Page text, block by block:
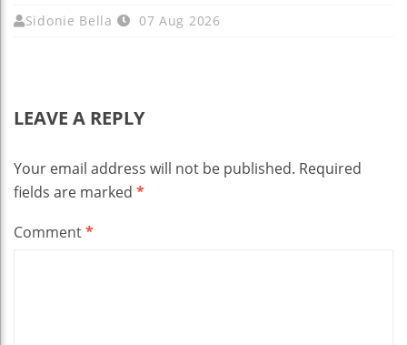
Sidonie Bella 07 Aug 2026
LEAVE A REPLY
Your email address will not be published. Required
fields are marked *
Comment*